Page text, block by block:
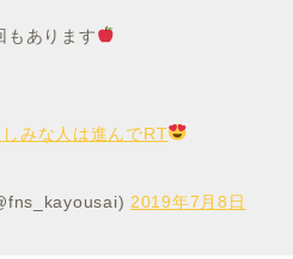
もあります
みな人は進んでRT
2019年7月8日